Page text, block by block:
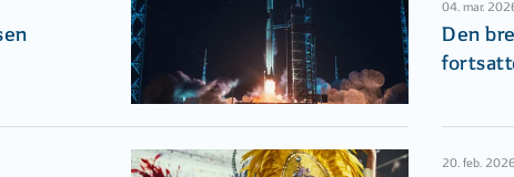
04. mar.
Den
20. feb.